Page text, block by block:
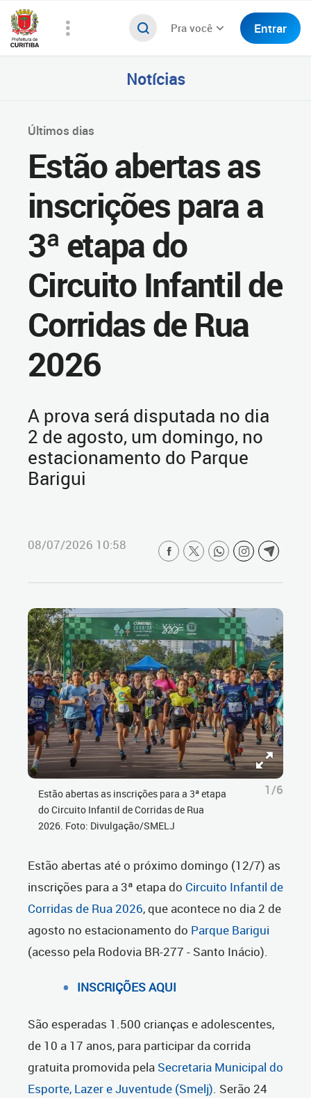
Pra você Entrar
Notícias
Últimos dias
Estão abertas as
inscrições para a
3ª etapa do
Circuito Infantil de
Corridas de Rua
2026
A prova será disputada no dia
2 de agosto, um domingo, no
estacionamento do Parque
Barigui
08/07/2026 10:58
Estão abertas as inscrições para a 3ª etapa
do Circuito Infantil de Corridas de Rua
2026. Foto: Divulgação/SMELJ
1/6
Estão abertas até o próximo domingo (12/7) as
inscrições para a 3ª etapa do Circuito Infantil de
Corridas de Rua 2026, que acontece no dia 2 de
agosto no estacionamento do Parque Barigui
(acesso pela Rodovia BR-277 - Santo Inácio).
INSCRIÇÕES AQUI
São esperadas 1.500 crianças e adolescentes,
de 10 a 17 anos, para participar da corrida
gratuita promovida pela Secretaria Municipal do
Esporte, Lazer e Juventude (Smelj). Serão 24